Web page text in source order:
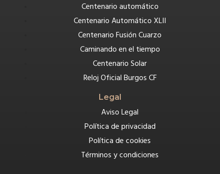
Centenario automático
Centenario Automático XLII
Centenario Fusión Cuarzo
Caminando en el tiempo
Centenario Solar
Reloj Oficial Burgos CF
Legal
Aviso Legal
Política de privacidad
Política de cookies
Términos y condiciones